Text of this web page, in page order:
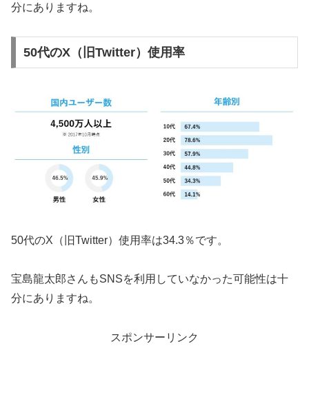
分にありますね。
50代のX（旧Twitter）使用率
50代のX（旧Twitter）使用率は34.3％です。
宝島龍太郎さんもSNSを利用していなかった可能性は十
分にありますね。
スポンサーリンク